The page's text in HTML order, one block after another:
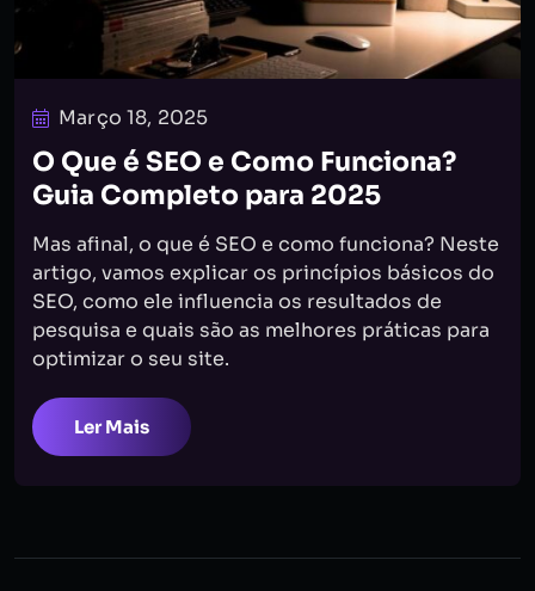
Março 18, 2025
O Que é SEO e Como Funciona?
Guia Completo para 2025
Mas afinal, o que é SEO e como funciona? Neste
artigo, vamos explicar os princípios básicos do
SEO, como ele influencia os resultados de
pesquisa e quais são as melhores práticas para
optimizar o seu site.
Ler Mais